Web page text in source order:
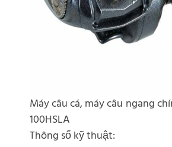
Máy câu cá, máy câu ngang
100HSLA
Thông số kỹ thuật: